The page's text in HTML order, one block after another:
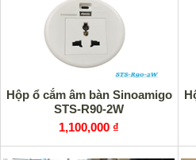
Hộp ổ cắm âm bàn Sinoamigo
STS-R90-2W
1,100,000 ₫